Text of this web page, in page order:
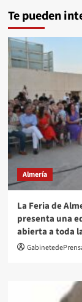
Te pueden
Almería
La Feria de
presenta una
abierta a toda